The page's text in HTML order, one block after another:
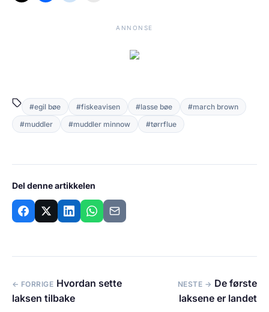
ANNONSE
#egil bøe #fiskeavisen #lasse bøe
#march brown
#muddler
#muddler minnow #tørrflue
Del denne artikkelen
← FORRIGE Hvordan sette
laksen tilbake
NESTE → De første
laksene er landet